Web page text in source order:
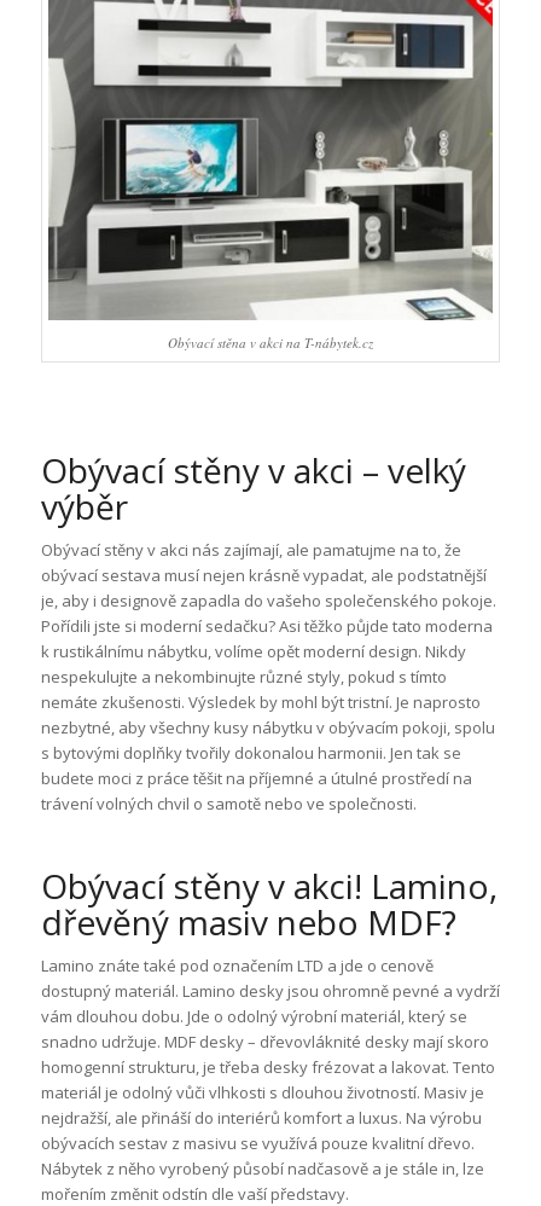
Obývací stěna v akci na T-nábytek.cz
Obývací stěny v akci – velký
výběr
Obývací stěny v akci nás zajímají, ale pamatujme na to, že
obývací sestava musí nejen krásně vypadat, ale podstatnější
je, aby i designově zapadla do vašeho společenského pokoje.
Pořídili jste si moderní sedačku? Asi těžko půjde tato moderna
k rustikálnímu nábytku, volíme opět moderní design. Nikdy
nespekulujte a nekombinujte různé styly, pokud s tímto
nemáte zkušenosti. Výsledek by mohl být tristní. Je naprosto
nezbytné, aby všechny kusy nábytku v obývacím pokoji, spolu
s bytovými doplňky tvořily dokonalou harmonii. Jen tak se
budete moci z práce těšit na příjemné a útulné prostředí na
trávení volných chvil o samotě nebo ve společnosti.
Obývací stěny v akci! Lamino,
dřevěný masiv nebo MDF?
Lamino znáte také pod označením LTD a jde o cenově
dostupný materiál. Lamino desky jsou ohromně pevné a vydrží
vám dlouhou dobu. Jde o odolný výrobní materiál, který se
snadno udržuje. MDF desky – dřevovláknité desky mají skoro
homogenní strukturu, je třeba desky frézovat a lakovat. Tento
materiál je odolný vůči vlhkosti s dlouhou životností. Masiv je
nejdražší, ale přináší do interiérů komfort a luxus. Na výrobu
obývacích sestav z masivu se využívá pouze kvalitní dřevo.
Nábytek z něho vyrobený působí nadčasově a je stále in, lze
mořením změnit odstín dle vaší představy.